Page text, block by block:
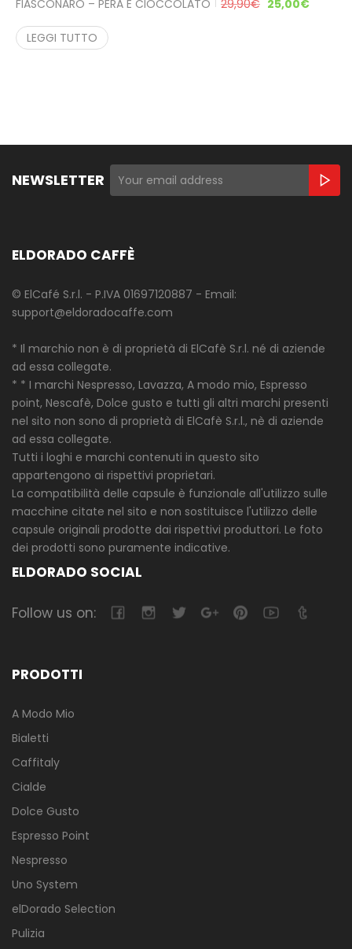
FIASCONARO – PERA E CIOCCOLATO 29,90€ 25,00€
LEGGI TUTTO
NEWSLETTER
ELDORADO CAFFÈ
© ElCafé S.r.l. - P.IVA 01697120887 - Email:
support@eldoradocaffe.com
* Il marchio non è di proprietà di ElCafè S.r.l. né di aziende
ad essa collegate.
* * I marchi Nespresso, Lavazza, A modo mio, Espresso
point, Nescafè, Dolce gusto e tutti gli altri marchi presenti
nel sito non sono di proprietà di ElCafè S.r.l., nè di aziende
ad essa collegate.
Tutti i loghi e marchi contenuti in questo sito
appartengono ai rispettivi proprietari.
La compatibilità delle capsule è funzionale all'utilizzo sulle
macchine citate nel sito e non sostituisce l'utilizzo delle
capsule originali prodotte dai rispettivi produttori. Le foto
dei prodotti sono puramente indicative.
ELDORADO SOCIAL
Follow us on:
PRODOTTI
A Modo Mio
Bialetti
Caffitaly
Cialde
Dolce Gusto
Espresso Point
Nespresso
Uno System
elDorado Selection
Pulizia